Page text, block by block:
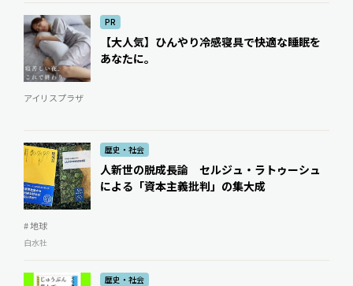
PR
【大人気】ひんやり冷感寝具で快適な睡眠を
あなたに。
アイリスプラザ
歴史・社会
人新世の脱成長論 セルジュ・ラトゥーシュ
による「資本主義批判」の集大成
# 地球
白水社
歴史・社会